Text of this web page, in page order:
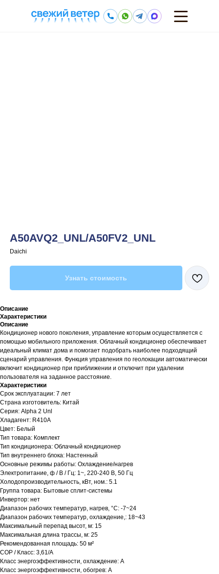
A50AVQ2_UNL/A50FV2_UNL
Daichi
Узнать стоимость
Описание
Характеристики
Описание
Кондиционер нового поколения, управление которым осуществляется с
помощью мобильного приложения. Облачный кондиционер обеспечивает
идеальный климат дома и помогает подобрать наиболее подходящий
сценарий управления. Функция управления по геолокации автоматически
включит кондиционер при приближении и отключит при удалении
пользователя на заданное расстояние.
Характеристики
Срок эксплуатации: 7 лет
Страна изготовитель: Китай
Серия: Alpha 2 Unl
Хладагент: R410A
Цвет: Белый
Тип товара: Комплект
Тип кондиционера: Облачный кондиционер
Тип внутреннего блока: Настенный
Основные режимы работы: Охлаждение/нагрев
Электропитание, ф / В / Гц: 1~, 220-240 В, 50 Гц
Холодопроизводительность, кВт, ном.: 5.1
Группа товара: Бытовые сплит-системы
Инвертор: нет
Диапазон рабочих температур, нагрев, °C: -7~24
Диапазон рабочих температур, охлаждение,: 18~43
Максимальный перепад высот, м: 15
Максимальная длина трассы, м: 25
Рекомендованная площадь: 50 м²
COP / Класс: 3,61/A
Класс энергоэффективности, охлаждение: A
Класс энергоэффективности, обогрев: A